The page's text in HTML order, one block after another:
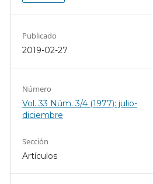
Publicado
2019-02-27
Número
Vol. 33 Núm. 3/4 (1977): julio-
diciembre
Sección
Artículos